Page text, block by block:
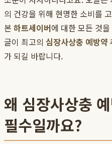
의 건강을 위해 현명한 소비를
본 하트세이버에 대한 모든 것
글이 최고의 심장사상충 예방약
가 되길 바랍니다.
왜 심장사상충
필수일까요?